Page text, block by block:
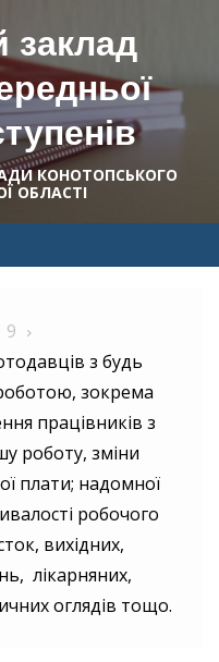
заклад
КОНОТОПСЬКОГО
ОБЛАСТІ
9
з будь
зокрема
працівників з
роботу, зміни
плати; надомної
робочого
вихідних,
лікарняних,
оглядів тощо.